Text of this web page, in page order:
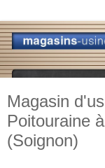
Magasin
Poitouraine
(Soignon)